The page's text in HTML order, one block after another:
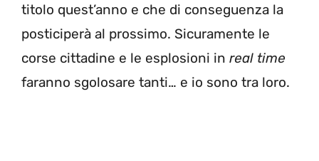
titolo quest’anno e che di conseguenza la
posticiperà al prossimo. Sicuramente le
corse cittadine e le esplosioni in real time
faranno sgolosare tanti… e io sono tra loro.